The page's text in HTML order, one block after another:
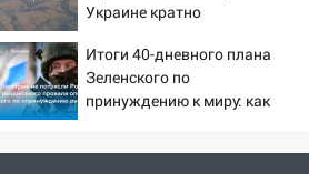
Украине кратно
попаданий по объектам
ВСУ
Итоги 40-дневного плана
Зеленского по
принуждению к миру: как